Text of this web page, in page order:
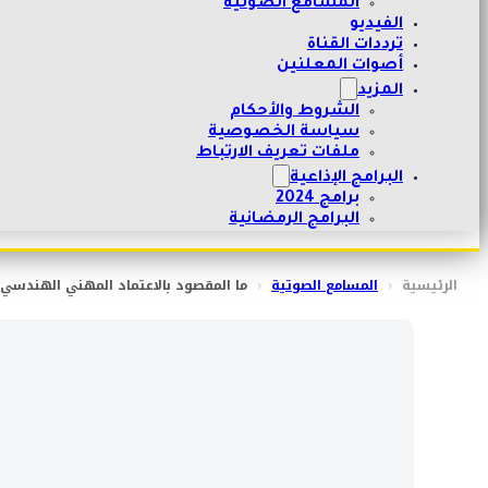
المسامع الصوتية
الفيديو
ترددات القناة
أصوات المعلنين
المزيد
الشروط والأحكام
سياسة الخصوصية
ملفات تعريف الارتباط
البرامج الإذاعية
برامج 2024
البرامج الرمضانية
الرئيسية ‹ المسامع الصوتية ‹ ما المقصود بالاعتماد المهني